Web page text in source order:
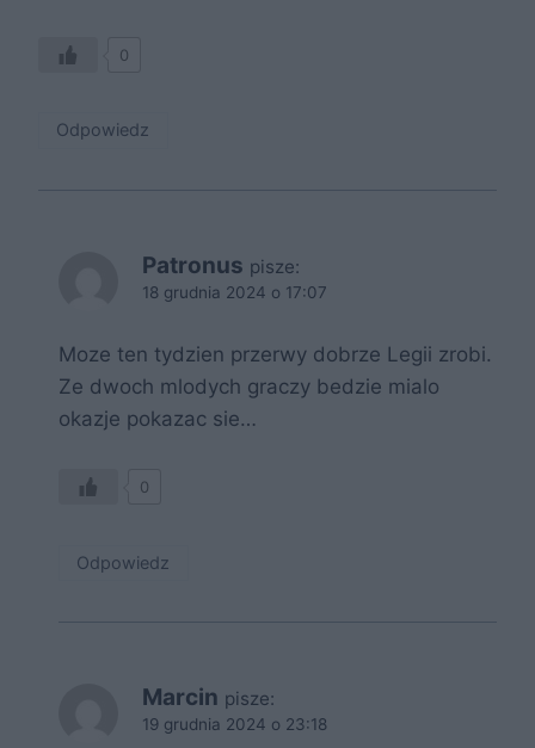
0
Odpowiedz
Patronus pisze:
18 grudnia 2024 o 17:07
Moze ten tydzien przerwy dobrze Legii zrobi.
Ze dwoch mlodych graczy bedzie mialo
okazje pokazac sie…
0
Odpowiedz
Marcin pisze:
19 grudnia 2024 o 23:18